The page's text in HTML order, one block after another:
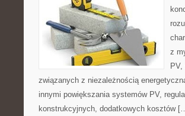
z
związanych z niezależnością
innymi powiększania systemów PV,
konstrukcyjnych, dodatkowych kosztów